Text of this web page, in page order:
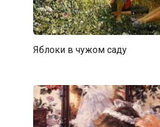
Яблоки в чужом саду